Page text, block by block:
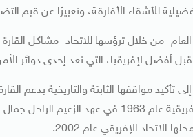
للأشقاء الأفارقة، وتعبيرًا عن قيم
-من خلال ترؤسها للاتحاد- مشاكل
أفضل لإفريقيا، التي تعد إحدى دوائر
تأكيد مواقفها الثابتة والتاريخية بدعم